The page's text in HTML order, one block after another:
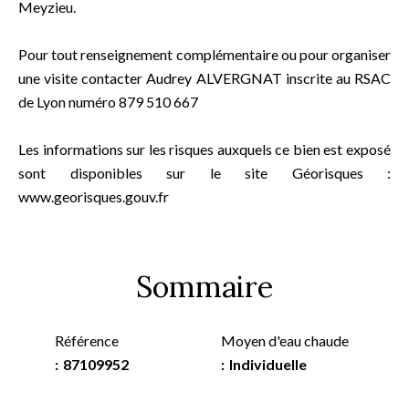
Meyzieu.
Pour tout renseignement complémentaire ou pour organiser
une visite contacter Audrey ALVERGNAT inscrite au RSAC
de Lyon numéro 879 510 667
Les informations sur les risques auxquels ce bien est exposé
sont disponibles sur le site Géorisques :
www.georisques.gouv.fr
Sommaire
Référence
87109952
Moyen d'eau chaude
Individuelle